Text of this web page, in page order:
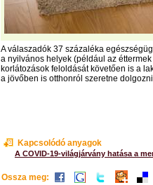
A válaszadók 37 százaléka
a nyilvános helyek (például az
korlátozások feloldását követően is a
a jövőben is otthonról szeretne
Kapcsolódó anyagok
A COVID-19-világjárvány hatása a
Ossza meg: